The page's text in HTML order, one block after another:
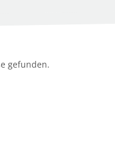
gefunden.